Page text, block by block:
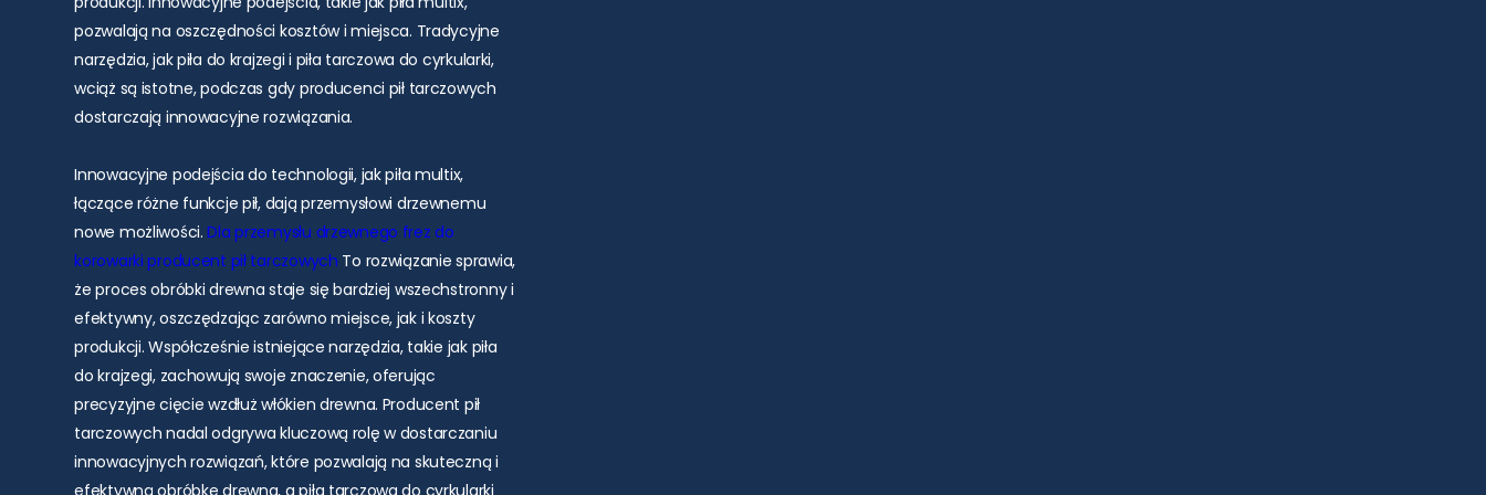
pozwalają na oszczędności kosztów i miejsca. Tradycyjne
narzędzia, jak piła do krajzegi i piła tarczowa do cyrkularki,
wciąż są istotne, podczas gdy producenci pił tarczowych
dostarczają innowacyjne rozwiązania.
Innowacyjne podejścia do technologii, jak piła multix,
łączące różne funkcje pił, dają przemysłowi drzewnemu
nowe możliwości.Dla przemysłu drzewnego frez do
korowarki producent pił tarczowych To rozwiązanie sprawia,
że proces obróbki drewna staje się bardziej wszechstronny i
efektywny, oszczędzając zarówno miejsce, jak i koszty
produkcji. Współcześnie istniejące narzędzia, takie jak piła
do krajzegi, zachowują swoje znaczenie, oferując
precyzyjne cięcie wzdłuż włókien drewna. Producent pił
tarczowych nadal odgrywa kluczową rolę w dostarczaniu
innowacyjnych rozwiązań, które pozwalają na skuteczną i